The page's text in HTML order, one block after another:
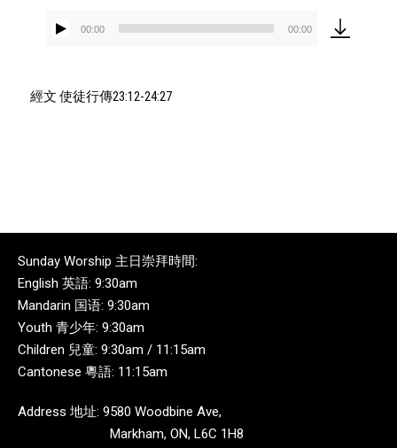
Audio
00:00 00:00
經文 使徒行傳23:12-24:27
Sunday Worship 主日崇拜時間:
English 英語: 9:30am
Mandarin 国语: 9:30am
Youth 青少年: 9:30am
Children 兒童: 9:30am / 11:15am
Cantonese 粵語: 11:15am
Address 地址: 9580 Woodbine Ave,
Markham, ON, L6C 1H8